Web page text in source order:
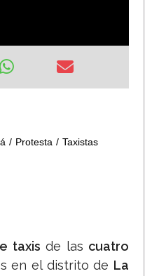
Protesta
Taxistas
taxis de las cuatro
en el distrito de La